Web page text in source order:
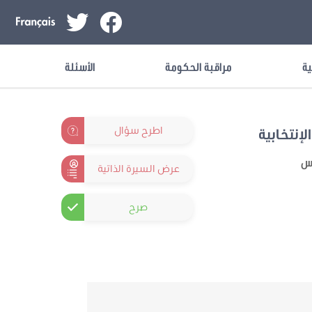
مراقبة الحكومة الأسئلة
اطرح سؤال
عرض السيرة الذاتية
صرح